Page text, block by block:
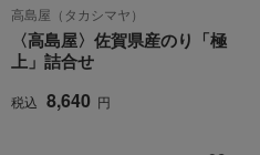
高島屋（タカシマヤ）
〈高島屋〉佐賀県産のり「極
上」詰合せ
税込 8,640 円